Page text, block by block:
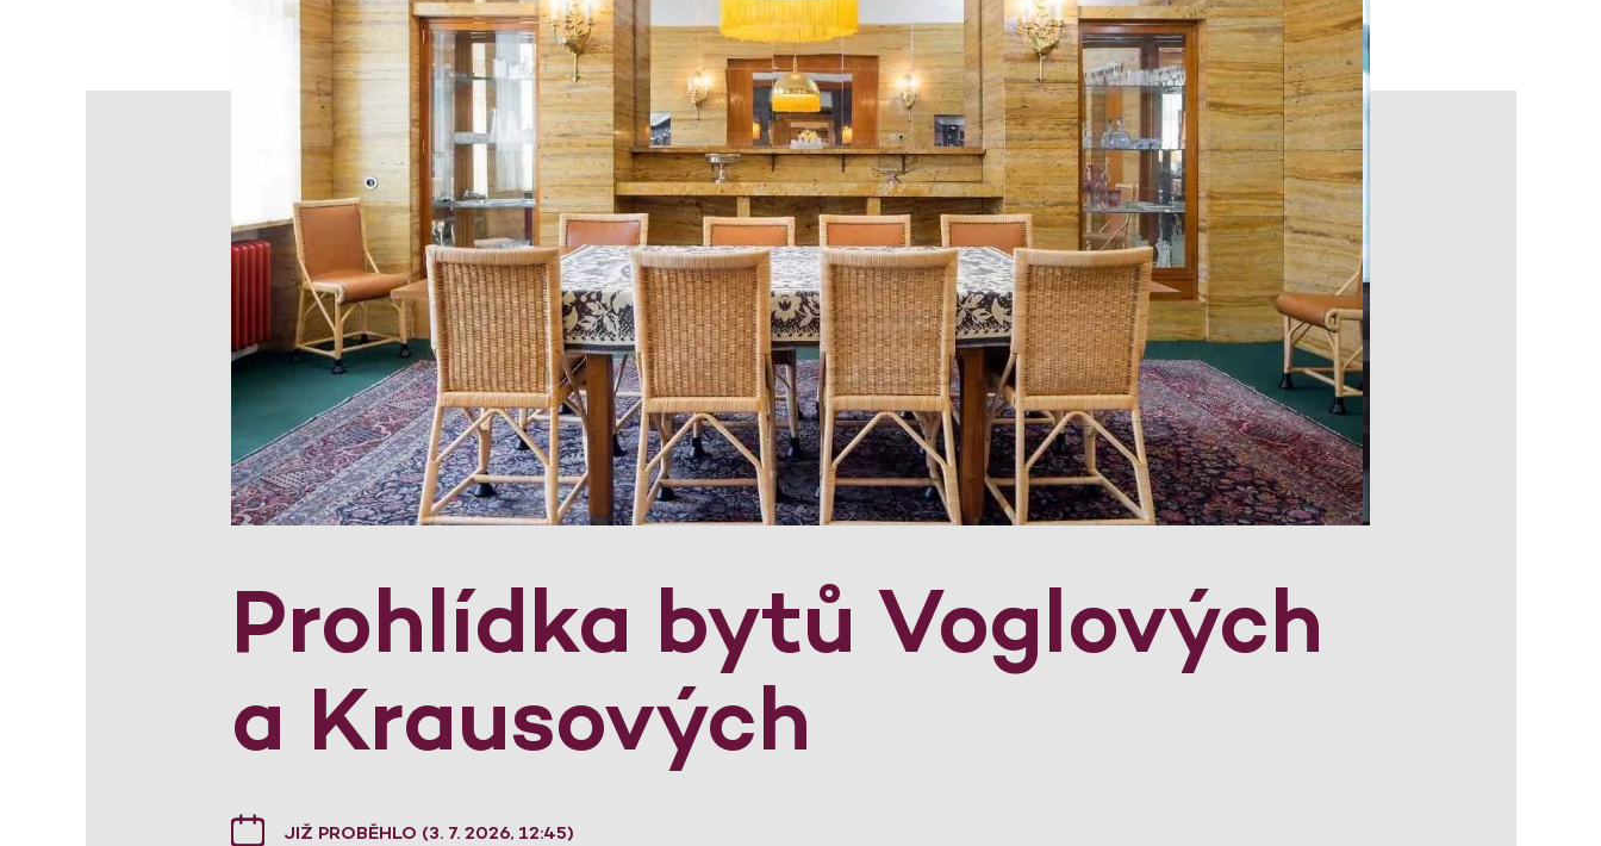
Prohlídka bytů Voglových
a Krausových
JIŽ PROBĚHLO (3. 7. 2026, 12:45)